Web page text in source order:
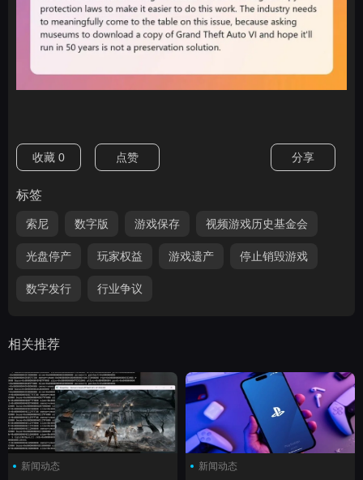
收藏 0 点赞 分享
标签
索尼 数字版 游戏保存 视频游戏历史基金会
光盘停产 玩家权益 游戏遗产 停止销毁游戏
数字发行 行业争议
相关推荐
新闻动态 新闻动态